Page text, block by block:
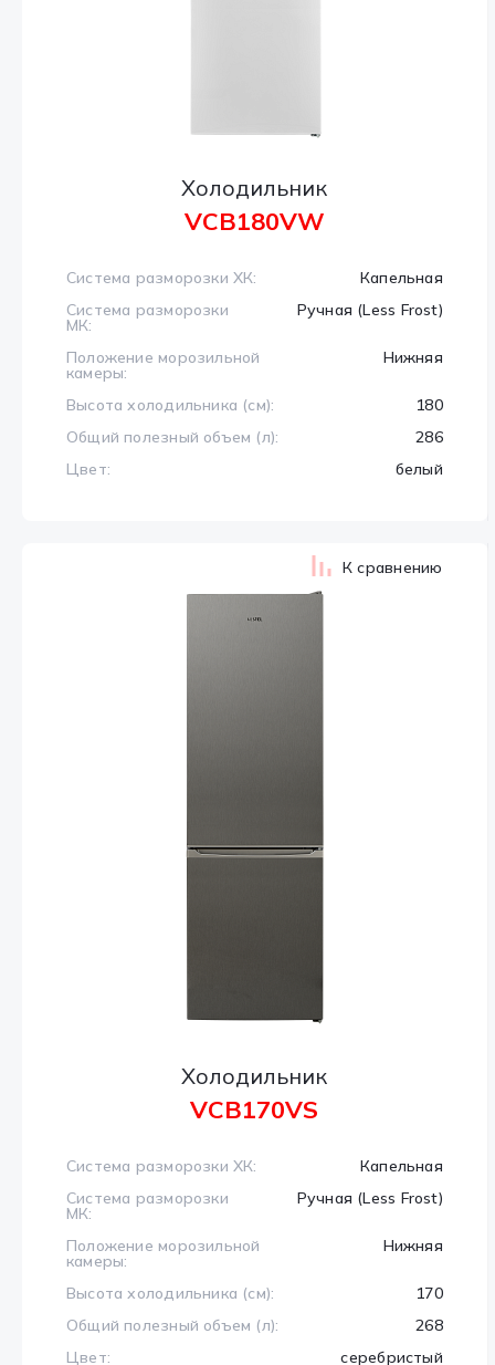
Холодильник
VCB180VW
Система разморозки ХК:
Капельная
Система разморозки
МК:
Ручная (Less Frost)
Положение морозильной
камеры:
Нижняя
Высота холодильника (см):
180
Общий полезный объем (л):
286
Цвет:
белый
Холодильник
VCB170VS
Система разморозки ХК:
Капельная
Система разморозки
МК:
Ручная (Less Frost)
Положение морозильной
камеры:
Нижняя
Высота холодильника (см):
170
Общий полезный объем (л):
268
Цвет:
серебристый
К сравнению